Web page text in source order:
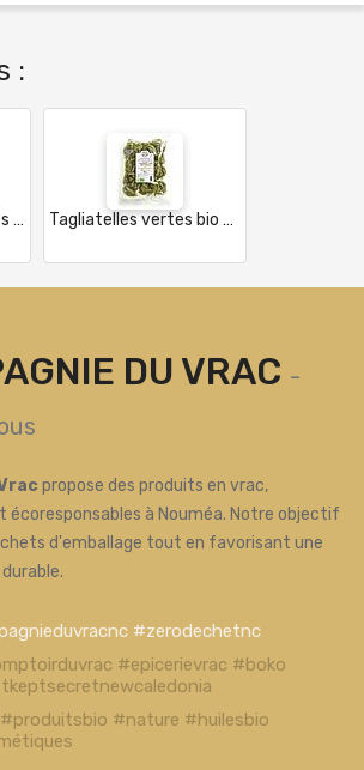
:
Tagliatelles complètes bio - 500g - Semoule de blé complet bio - Italie Tagliatelles vertes bio aux épinards- 500g - Semoule de blé complet bio - Italie
DU VRAC -
propose des produits en vrac,
écoresponsables à Nouméa. Notre objectif
d'emballage tout en favorisant une
#zerodechetnc
#epicerievrac #boko
#nature #huilesbio